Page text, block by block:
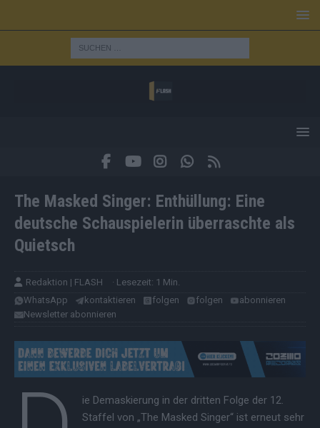
The Masked Singer: Enthüllung: Eine
deutsche Schauspielerin überraschte als
Quietsch
Redaktion | FLASH
· Lesezeit: 1 Min.
WhatsApp
kontaktieren folgen folgen
abonnieren
Newsletter abonnieren
ie Demaskierung in der dritten Folge der 12.
Staffel von „The Masked Singer“ ist erneut sehr